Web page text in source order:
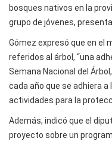
bosques nativos en la
grupo de jóvenes,
Gómez expresó que en el
referidos al árbol, “una
Semana Nacional del
cada año que se adhiera a
actividades para la
Además, indicó que el
proyecto sobre un